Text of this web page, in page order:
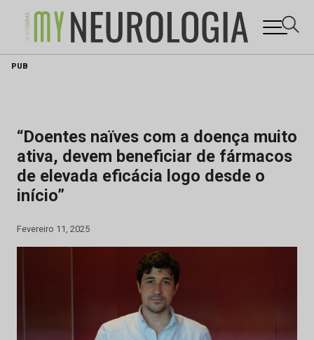
Skip
PUB
“Doentes naïves com a doença muito
ativa, devem beneficiar de fármacos
de elevada eficácia logo desde o
início”
Fevereiro 11, 2025